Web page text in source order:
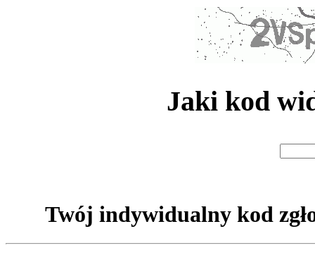
Jaki kod
Twój indywidualny kod